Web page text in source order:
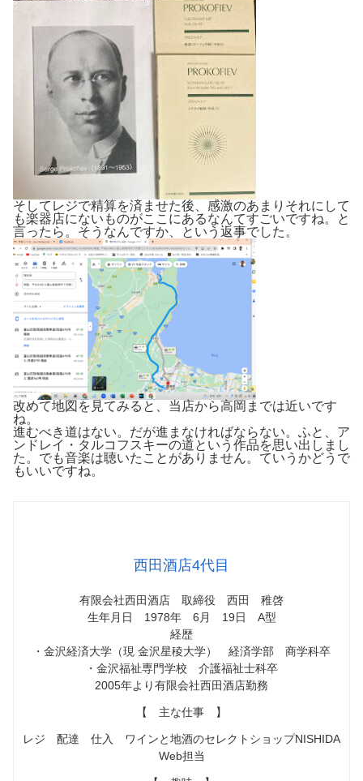
そしてレジで精算を済ませた後、感激のあまりそれにして
も楽器店にないものがここにあるなんてすごいですね。と
言ったら。そうなんですか、という返事でした。
改めて地図を見てみると、当店から高岡までは近いです
ね。
進むべき道はない。だが進まなければならない。ふと、ア
ンドレイ・タルコフスキーの道という作品を思い出しまし
た。でも音楽は聴いたことがありません。ていうかどうで
もいいですね。
西田酒店4代目
有限会社西田酒店 取締役 西田 稚啓
生年月日 1978年 6月 19日 A型
経歴
・金沢経済大学（現 金沢星稜大学） 経済学部 商学科卒
・金沢福祉専門学校 介護福祉士科卒
2005年より有限会社西田酒店勤務
【 主な仕事 】
レジ 配達 仕入 ワインと地酒のセレクトショップNISHIDA
Web担当